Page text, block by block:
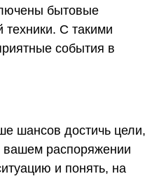
бытовые
С такими
события в
шансов достичь цели,
вашем распоряжении
и понять, на